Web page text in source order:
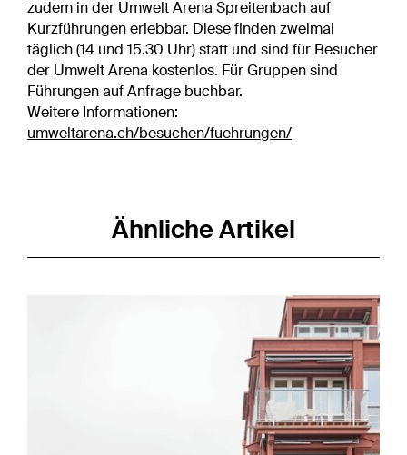
zudem in der Umwelt Arena Spreitenbach auf
Kurzführungen erlebbar. Diese finden zweimal
täglich (14 und 15.30 Uhr) statt und sind für Besucher
der Umwelt Arena kostenlos. Für Gruppen sind
Führungen auf Anfrage buchbar.
Weitere Informationen:
umweltarena.ch/besuchen/fuehrungen/
Ähnliche Artikel